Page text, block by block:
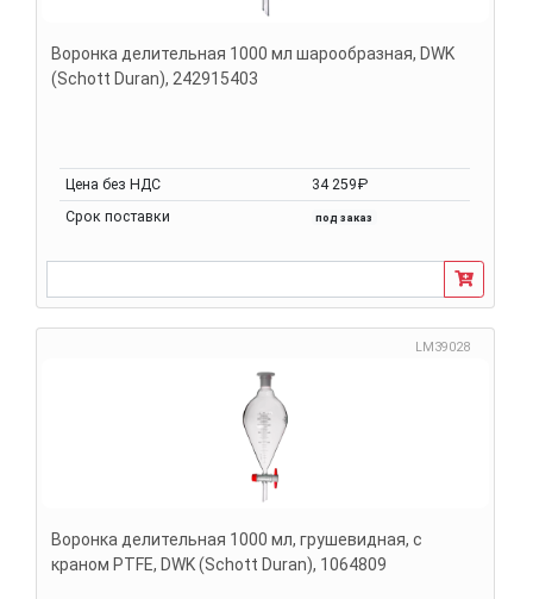
Воронка делительная 1000 мл шарообразная, DWK
(Schott Duran), 242915403
Цена без НДС
34 259₽
Срок поставки
под заказ
LM39028
Воронка делительная 1000 мл, грушевидная, с
краном PTFE, DWK (Schott Duran), 1064809